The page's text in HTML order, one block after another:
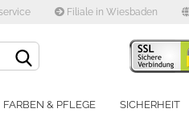
Filiale in Wiesbaden
Lieferland
FARBEN & PFLEGE SICHERHEIT